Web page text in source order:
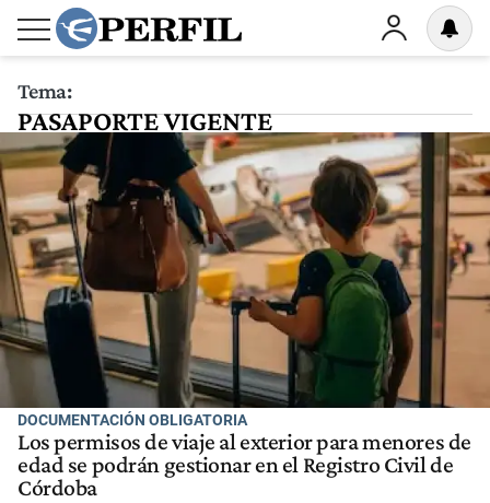
Tema:
PASAPORTE VIGENTE
DOCUMENTACIÓN OBLIGATORIA
Los permisos de viaje al exterior para menores de
edad se podrán gestionar en el Registro Civil de
Córdoba